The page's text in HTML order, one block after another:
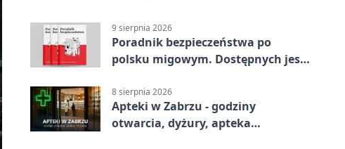
9 sierpnia 2026
Poradnik bezpieczeństwa po
polsku migowym. Dostępnych jest
8 sierpnia 2026
Apteki w Zabrzu - godziny
otwarcia, dyżury, apteka